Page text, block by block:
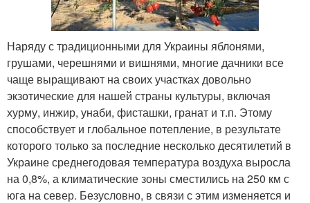
Наряду с традиционными для Украины яблонями,
грушами, черешнями и вишнями, многие дачники все
чаще выращивают на своих участках довольно
экзотические для нашей страны культуры, включая
хурму, инжир, унаби, фисташки, гранат и т.п. Этому
способствует и глобальное потепление, в результате
которого только за последние несколько десятилетий в
Украине среднегодовая температура воздуха выросла
на 0,8%, а климатические зоны сместились на 250 км с
юга на север. Безусловно, в связи с этим изменяется и